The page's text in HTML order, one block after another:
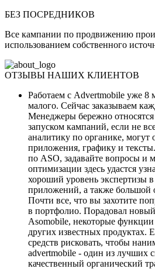
БЕЗ ПОСРЕДНИКОВ
Все кампании по продвижению
использованием собственного
ОТЗЫВЫ НАШИХ КЛИЕНТОВ
Работаем с Advertmobile уже 8
малого. Сейчас заказываем
Менеджеры бережно
запуском кампаний, если не
аналитику по органике, могут
приложения, графику и
по ASO, задавайте вопросы и
оптимизации здесь удастся
хороший уровень экспертизы
приложений, а также большой
Почти все, что вы захотите
в портфолио. Порадовал
Asomobile, некоторые
других известных продуктах.
средств рисковать, чтобы
advertmobile - один из лучших
качественный органический